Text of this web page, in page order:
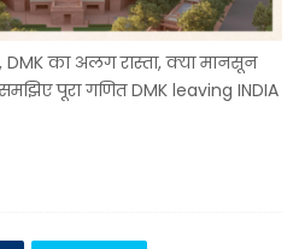
का अलग रास्ता, क्या मानसून
पूरा गणित DMK leaving INDIA